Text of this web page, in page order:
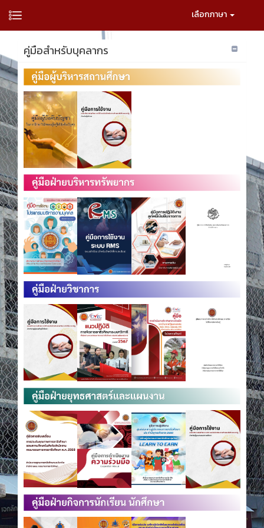
เลือกภาษา
คู่มือสำหรับบุคลากร